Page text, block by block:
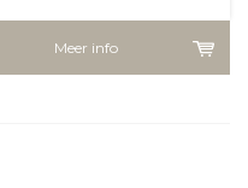
Meer info